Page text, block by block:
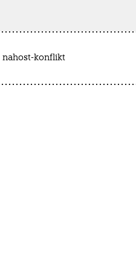
nahost-konflikt